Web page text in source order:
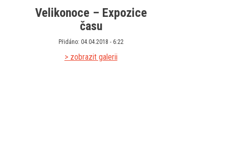
Velikonoce – Expozice
času
Přidáno: 04.04.2018 - 6:22
> zobrazit galerii